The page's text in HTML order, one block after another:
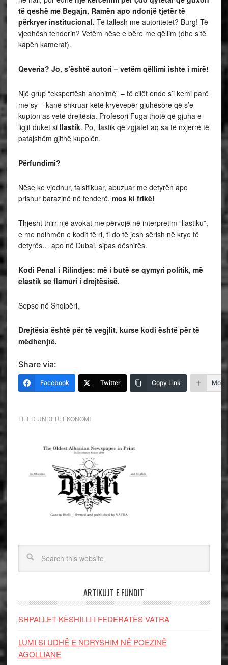
të qeshë me Begajn, Ramën apo ndonjë tjetër të
përkryer institucional. Të tallesh me autoritetet? Burg! Të
vjedhësh tenderin? Vetëm nëse e bëre me qëllim (dhe s’të
kapën kamerat).
Qeveria? Jo, s’është autori – vetëm qëllimi ishte i mirë!
Një grup “ekspertësh anonimë” – të cilët ende s’i kemi parë
me sy – kanë shkruar këtë kryevepër gjuhësore që s’e
kupton as vetë drejtësia. Profesori Fuga thotë që gjuha e
ligjit duket si llastik. Po, llastik që zgjatet aq sa të nxjerrë të
pafajshëm gjithë kupolën.
Përfundimi?
Nëse ke vjedhur, falsifikuar, abuzuar me detyrën apo
prishur barazinë në tenderë, mos ki frikë!
Thjesht thirr një avokat me përvojë në interpretim “llastiku”,
e me ndihmën e kodit të ri, ti do të jesh sërish në krye të
detyrës… apo në Dubai, sipas dëshirës.
Kodi Penal i Rilindjes: më i butë se qymyri politik, më
elastik se flamuri i drejtësisë.
Sepse në Shqipëri,
Drejtësia është për të vegjlit, kurse kodi është për të
mëdhenjtë.
Share via:
Facebook Twitter Copy Link More
FILED UNDER: EKONOMI
ARTIKUJT E FUNDIT
SHPALLET KËSHILLI I FEDERATËS VATRA
LUMI SI UDHË E NDRYSHIM NË POEZINË
AGOLLIANE